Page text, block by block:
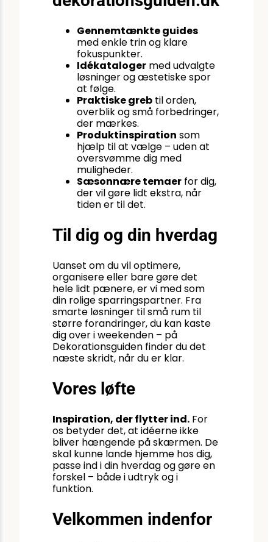
Gennemtænkte guides
med enkle trin og klare
fokuspunkter.
Idékataloger med udvalgte
løsninger og æstetiske spor
at følge.
Praktiske greb til orden,
overblik og små forbedringer,
der mærkes.
Produktinspiration som
hjælp til at vælge – uden at
oversvømme dig med
muligheder.
Sæsonnære temaer for dig,
der vil gøre lidt ekstra, når
tiden er til det.
Til dig og din hverdag
Uanset om du vil optimere,
organisere eller bare gøre det
hele lidt pænere, er vi med som
din rolige sparringspartner. Fra
smarte løsninger til små rum til
større forandringer, du kan kaste
dig over i weekenden – på
Dekorationsguiden finder du det
næste skridt, når du er klar.
Vores løfte
Inspiration, der flytter ind. For
os betyder det, at idéerne ikke
bliver hængende på skærmen. De
skal kunne lande hjemme hos dig,
passe ind i din hverdag og gøre en
forskel – både i udtryk og i
funktion.
Velkommen indenfor